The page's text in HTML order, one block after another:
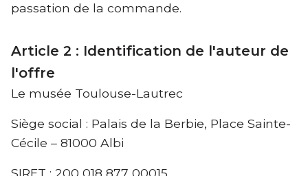
passation de la commande.
Article 2 : Identification de l'auteur de
l'offre
Le musée Toulouse-Lautrec
Siège social : Palais de la Berbie, Place Sainte-
Cécile – 81000 Albi
SIRET : 200 018 877 00015